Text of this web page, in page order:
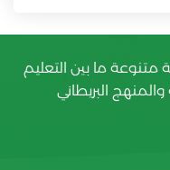
ما بين التعليم
البريطاني